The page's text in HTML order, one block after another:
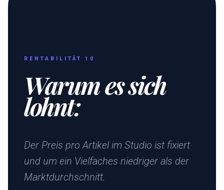
RENTABILITÄT 10
Warum es sich
lohnt:
Der Preis pro Artikel im Studio ist fixiert
und um ein Vielfaches niedriger als der
Marktdurchschnitt.